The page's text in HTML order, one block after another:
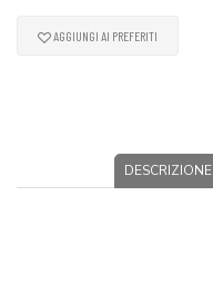
AGGIUNGI AI PREFERITI
DESCRIZIONE